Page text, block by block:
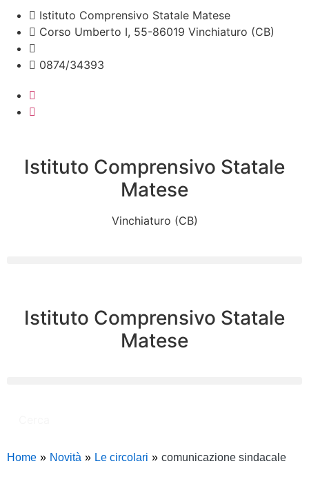
Istituto Comprensivo Statale Matese
Corso Umberto I, 55-86019 Vinchiaturo (CB)
0874/34393
Istituto Comprensivo Statale
Matese
Vinchiaturo (CB)
Istituto Comprensivo Statale
Matese
Home Novità Le circolari comunicazione sindacale